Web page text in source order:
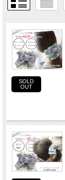
SOLD
OUT